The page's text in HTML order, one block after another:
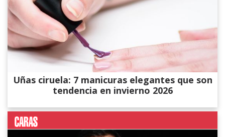
Uñas ciruela: 7 manicuras elegantes que son
tendencia en invierno 2026